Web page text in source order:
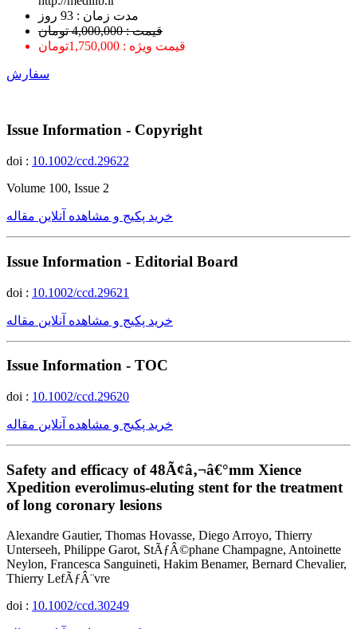
ﻣﺪﺕ ﺯﻣﺎﻥ : 93 ﺭﻭﺯ
قیمت : 4,000,000 تومان
قیمت ویژه : 1,750,000تومان
سفارش
Issue Information - Copyright
doi : 10.1002/ccd.29622
Volume 100, Issue 2
خرید پکیج و مشاهده آنلاین مقاله
Issue Information - Editorial Board
doi : 10.1002/ccd.29621
خرید پکیج و مشاهده آنلاین مقاله
Issue Information - TOC
doi : 10.1002/ccd.29620
خرید پکیج و مشاهده آنلاین مقاله
Safety and efficacy of 48Ã¢â‚¬â€°mm Xience
Xpedition everolimus-eluting stent for the treatment
of long coronary lesions
Alexandre Gautier, Thomas Hovasse, Diego Arroyo, Thierry
Unterseeh, Philippe Garot, StÃƒÂ©phane Champagne, Antoinette
Neylon, Francesca Sanguineti, Hakim Benamer, Bernard Chevalier,
Thierry LefÃƒÂ¨vre
doi : 10.1002/ccd.30249